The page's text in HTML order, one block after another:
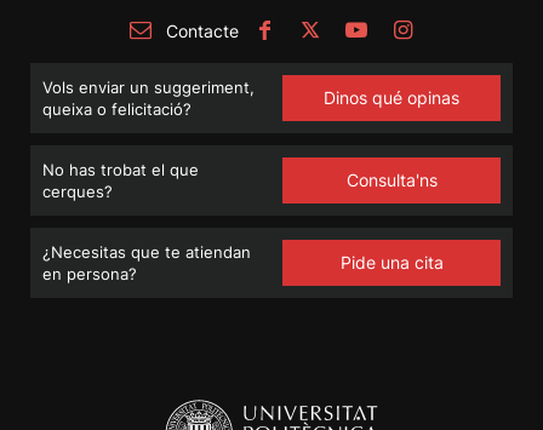
Contacte
Vols enviar un suggeriment,
queixa o felicitació?
Dinos qué opinas
No has trobat el que
cerques?
Consulta'ns
¿Necesitas que te atiendan
en persona?
Pide una cita